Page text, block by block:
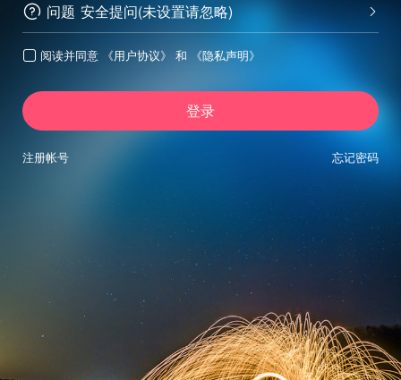
 问题 
安全提问(未设置请忽略)
 阅读并同意 《用户协议》 和 《隐私声明》
登录
忘记密码
注册帐号